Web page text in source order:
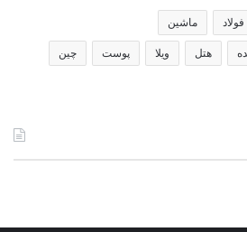
فولاد ماشین
هتل ویلا پوست چین